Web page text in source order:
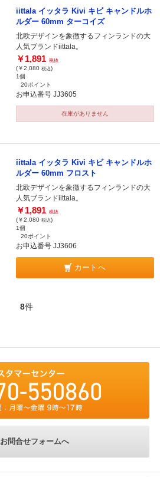
iittala イッタラ Kivi キビ キャンドルホ
ルダー 60mm ターコイズ
北欧デザインを象徴するフィンランドの大
人気ブランドiittala。
￥1,891 税抜
(￥2,080 税込)
1個
20ポイント
お申込番号 JJ3605
在庫がありません
iittala イッタラ Kivi キビ キャンドルホ
ルダー 60mm フロスト
北欧デザインを象徴するフィンランドの大
人気ブランドiittala。
￥1,891 税抜
(￥2,080 税込)
1個
20ポイント
お申込番号 JJ3606
カートへ
8件
お問合せフォームへ